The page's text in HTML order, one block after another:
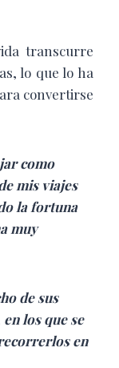
transcurre
lo que lo ha
convertirse
como
mis viajes
la fortuna
muy
de sus
los que se
en